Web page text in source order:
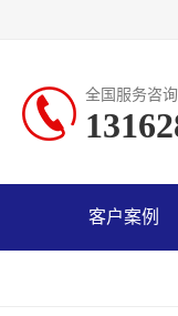
全国服务咨
客户案例